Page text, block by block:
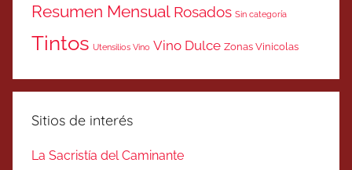
Resumen Mensual Rosados Sin categoría
Tintos Utensilios Vino Vino Dulce Zonas Vinicolas
Sitios de interés
La Sacristía del Caminante